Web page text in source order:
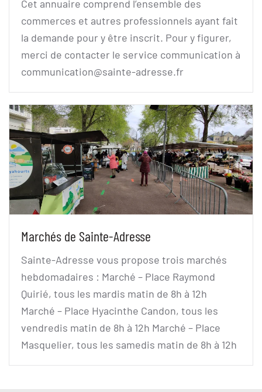
Cet annuaire comprend l’ensemble des
commerces et autres professionnels ayant fait
la demande pour y être inscrit. Pour y figurer,
merci de contacter le service communication à
communication@sainte-adresse.fr
Marchés de Sainte-Adresse
Sainte-Adresse vous propose trois marchés
hebdomadaires : Marché – Place Raymond
Quirié, tous les mardis matin de 8h à 12h
Marché – Place Hyacinthe Candon, tous les
vendredis matin de 8h à 12h Marché – Place
Masquelier, tous les samedis matin de 8h à 12h